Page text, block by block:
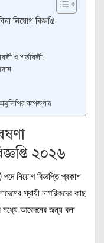
নিয়োগ বিজ্ঞপ্তি
ও শর্তাবলী:
কাগজপত্র
২০২৬
পদে নিয়োগ বিজ্ঞপ্তি প্রকাশ
স্থায়ী নাগরিকদের কাছ
মধ্যে আবেদনের জন্য বলা